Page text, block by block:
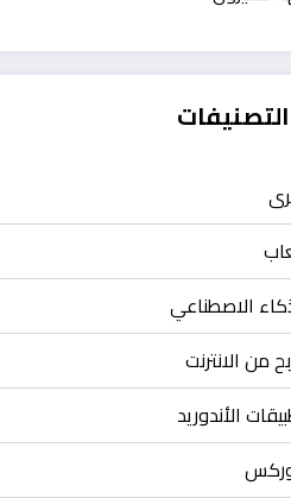
الاصطناعي
من الانترنت
الأندوريد